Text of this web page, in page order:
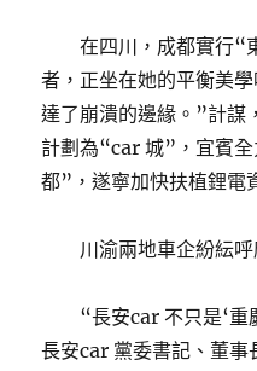
在四川，成都實行“
者，正坐在她的平衡美
達了崩潰的邊緣。”計謀
計劃為“car 城”，宜賓
都”，遂寧加快扶植鋰電
川渝兩地車企紛紜
“長安car 不只是‘重
長安car 黨委書記、董